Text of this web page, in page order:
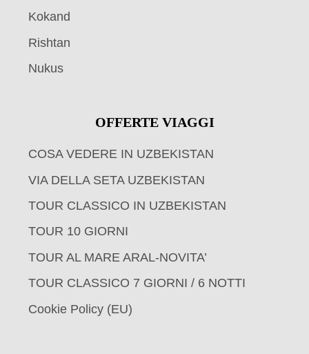
Kokand
Rishtan
Nukus
OFFERTE VIAGGI
COSA VEDERE IN UZBEKISTAN
VIA DELLA SETA UZBEKISTAN
TOUR CLASSICO IN UZBEKISTAN
TOUR 10 GIORNI
TOUR AL MARE ARAL-NOVITA’
TOUR CLASSICO 7 GIORNI / 6 NOTTI
Cookie Policy (EU)